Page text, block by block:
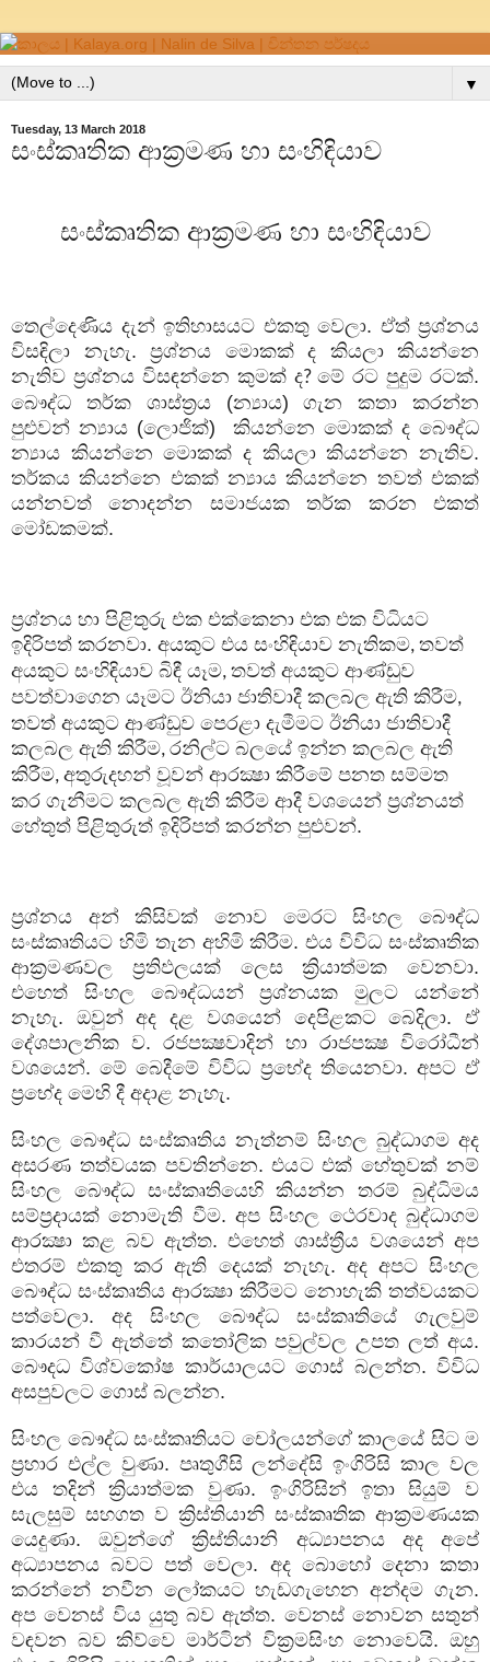
▼
Tuesday, 13 March 2018
සංස්කෘතික ආක්‍රමණ හා සංහිඳියාව
සංස්කෘතික ආක්‍රමණ හා සංහිඳියාව
තෙල්දෙණිය දැන් ඉතිහාසයට එකතු වෙලා. ඒත් ප්‍රශ්නය
විසඳිලා නැහැ. ප්‍රශ්නය මොකක් ද කියලා කියන්නෙ
නැතිව ප්‍රශ්නය විසඳන්නෙ කුමක් ද?මේ රට පුදුම රටක්.
බෞද්ධ තර්ක ශාස්ත්‍රය (න්‍යාය) ගැන කතා කරන්න
පුළුවන් න්‍යාය (ලොජික්)
කියන්නෙ මොකක් ද බෞද්ධ
න්‍යාය කියන්නෙ මොකක් ද කියලා කියන්නෙ නැතිව.
තර්කය කියන්නෙ එකක් න්‍යාය කියන්නෙ තවත් එකක්
යන්නවත් නොදන්න සමාජයක තර්ක කරන එකත්
මෝඩකමක්.
ප්‍රශ්නය හා පිළිතුරු එක එක්කෙනා එක එක විධියට
ඉදිරිපත් කරනවා. අයකුට එය සංහිඳියාව නැතිකම, තවත්
අයකුට සංහිඳියාව බිඳී යෑම, තවත් අයකුට ආණ්ඩුව
පවත්වාගෙන යෑමට ඊනියා ජාතිවාදී කලබල ඇති කිරීම,
තවත් අයකුට ආණ්ඩුව පෙරළා දැමීමට ඊනියා ජාතිවාදී
කලබල ඇති කිරීම, රනිල්ට බලයේ ඉන්න කලබල ඇති
කිරීම, අතුරුදහන් වූවන් ආරක්‍ෂා කිරීමේ පනත සම්මත
කර ගැනීමට කලබල ඇති කිරීම ආදී වශයෙන් ප්‍රශ්නයත්
හේතුත් පිළිතුරුත් ඉදිරිපත් කරන්න පුළුවන්.
ප්‍රශ්නය අන් කිසිවක් නොව මෙරට සිංහල බෞද්ධ
සංස්කෘතියට හිමි තැන අහිමි කිරීම. එය විවිධ සංස්කෘතික
ආක්‍රමණවල ප්‍රතිඵලයක් ලෙස ක්‍රියාත්මක වෙනවා.
එහෙත් සිංහල බෞද්ධයන් ප්‍රශ්නයක මුලට යන්නේ
නැහැ. ඔවුන් අද දළ වශයෙන් දෙපිළකට බෙදිලා. ඒ
දේශපාලනික ව. රජපක්‍ෂවාදින් හා රාජපක්‍ෂ විරෝධීන්
වශයෙන්. මේ බෙදීමේ විවිධ ප්‍රභේද තියෙනවා. අපට ඒ
ප්‍රභේද මෙහි දී අදාළ නැහැ.
සිංහල බෞද්ධ සංස්කෘතිය නැත්නම් සිංහල බුද්ධාගම අද
අසරණ තත්වයක පවතින්නෙ. එයට එක් හේතුවක් නම්
සිංහල බෞද්ධ සංස්කෘතියෙහි කියන්න තරම් බුද්ධිමය
සම්ප්‍රදායක් නොමැති වීම. අප සිංහල ථෙරවාද බුද්ධාගම
ආරක්‍ෂා කළ බව ඇත්ත. එහෙත් ශාස්ත්‍රීය වශයෙන් අප
එතරම් එකතු කර ඇති දෙයක් නැහැ. අද අපට සිංහල
බෞද්ධ සංස්කෘතිය ආරක්‍ෂා කිරීමට නොහැකි තත්වයකට
පත්වෙලා. අද සිංහල බෞද්ධ සංස්කෘතියේ ගැලවුම්
කාරයන් වී ඇත්තේ කතෝලික පවුල්වල උපත ලත් අය.
බෞදධ විශ්වකෝෂ කාර්යාලයට ගොස් බලන්න. විවිධ
අසපුවලට ගොස් බලන්න.
සිංහල බෞද්ධ සංස්කෘතියට චෝලයන්ගේ කාලයේ සිට ම
ප්‍රහාර එල්ල වුණා. පෘතුගීසි ලන්දේසි ඉංගිරිසි කාල වල
එය තදින් ක්‍රියාත්මක වුණා. ඉංගිරිසින් ඉතා සියුම් ව
සැලසුම් සහගත ව ක්‍රිස්තියානි සංස්කෘතික ආක්‍රමණයක
යෙදුණා. ඔවුන්ගේ ක්‍රිස්තියානි අධ්‍යාපනය අද අපේ
අධ්‍යාපනය බවට පත් වෙලා. අද බොහෝ දෙනා කතා
කරන්නේ නවීන ලෝකයට හැඩගැහෙන අන්දම ගැන.
අප වෙනස් විය යුතු බව ඇත්ත. වෙනස් නොවන සතුන්
වඳවන බව කිව්වෙ මාර්ටින් වික්‍රමසිංහ නොවෙයි. ඔහු